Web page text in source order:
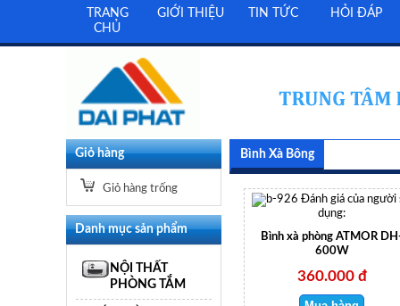
TRANG
CHỦ
GIỚI THIỆU TIN TỨC HỎI ĐÁP
Giỏ hàng
Giỏ hàng trống
Danh mục sản phẩm
NỘI THẤT
PHÒNG TẮM
Bình Xà Bông
Đánh giá của người
dụng:
Bình xà phòng ATMOR
600W
360.000 đ